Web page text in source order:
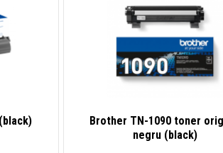
Brother TN-1090 toner
negru (black)